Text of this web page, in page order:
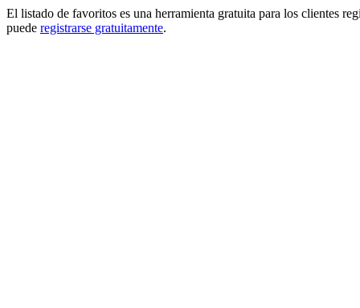
El listado de favoritos es una herramienta gratuita para los clientes
puede registrarse gratuitamente.